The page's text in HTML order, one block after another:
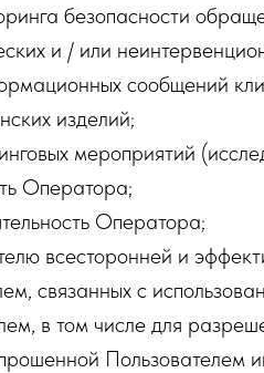
безопасности
и / или
сообщений
изделий;
мероприятий
Оператора;
Оператора;
всесторонней и
связанных с
в том числе для
Пользователем